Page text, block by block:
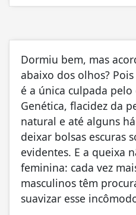
Dormiu bem, mas
abaixo dos olhos?
é a única culpada
Genética, flacidez da
natural e até alguns
deixar bolsas escuras
evidentes. E a queixa
feminina: cada vez
masculinos têm
suavizar esse